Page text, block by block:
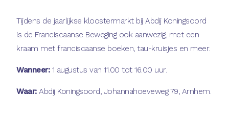
Tijdens de jaarlijkse kloostermarkt bij Abdij Koningsoord
is de Franciscaanse Beweging ook aanwezig, met een
kraam met franciscaanse boeken, tau-kruisjes en meer.
Wanneer:1 augustus van 11.00 tot 16.00 uur.
Waar:Abdij Koningsoord, Johannahoeveweg 79, Arnhem.